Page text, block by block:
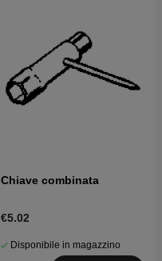
Chiave combinata
€5.02
Disponibile in magazzino